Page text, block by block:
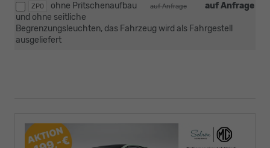
ZP0 auf Anfrage
auf Anfrage
ohne Pritschenaufbau
und ohne seitliche
Begrenzungsleuchten, das Fahrzeug wird als Fahrgestell
ausgeliefert